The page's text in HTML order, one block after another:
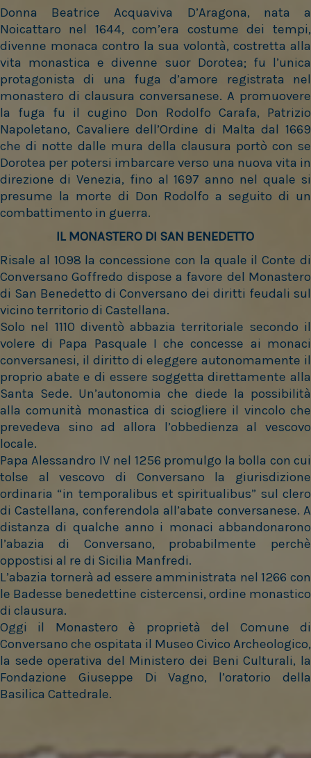
Donna Beatrice Acquaviva D’Aragona, nata a
Noicattaro nel 1644, com’era costume dei tempi,
divenne monaca contro la sua volontà, costretta alla
vita monastica e divenne suor Dorotea; fu l’unica
protagonista di una fuga d’amore registrata nel
monastero di clausura conversanese. A promuovere
la fuga fu il cugino Don Rodolfo Carafa, Patrizio
Napoletano, Cavaliere dell’Ordine di Malta dal 1669
che di notte dalle mura della clausura portò con se
Dorotea per potersi imbarcare verso una nuova vita in
direzione di Venezia, fino al 1697 anno nel quale si
presume la morte di Don Rodolfo a seguito di un
combattimento in guerra.
IL MONASTERO DI SAN BENEDETTO
Risale al 1098 la concessione con la quale il Conte di
Conversano Goffredo dispose a favore del Monastero
di San Benedetto di Conversano dei diritti feudali sul
vicino territorio di Castellana.
Solo nel 1110 diventò abbazia territoriale secondo il
volere di Papa Pasquale I che concesse ai monaci
conversanesi, il diritto di eleggere autonomamente il
proprio abate e di essere soggetta direttamente alla
Santa Sede. Un’autonomia che diede la possibilità
alla comunità monastica di sciogliere il vincolo che
prevedeva sino ad allora l’obbedienza al vescovo
locale.
Papa Alessandro IV nel 1256 promulgo la bolla con cui
tolse al vescovo di Conversano la giurisdizione
ordinaria “in temporalibus et spiritualibus” sul clero
di Castellana, conferendola all’abate conversanese. A
distanza di qualche anno i monaci abbandonarono
l’abazia di Conversano, probabilmente perchè
oppostisi al re di Sicilia Manfredi.
L’abazia tornerà ad essere amministrata nel 1266 con
le Badesse benedettine cistercensi, ordine monastico
di clausura.
Oggi il Monastero è proprietà del Comune di
Conversano che ospitata il Museo Civico Archeologico,
la sede operativa del Ministero dei Beni Culturali, la
Fondazione Giuseppe Di Vagno, l’oratorio della
Basilica Cattedrale.